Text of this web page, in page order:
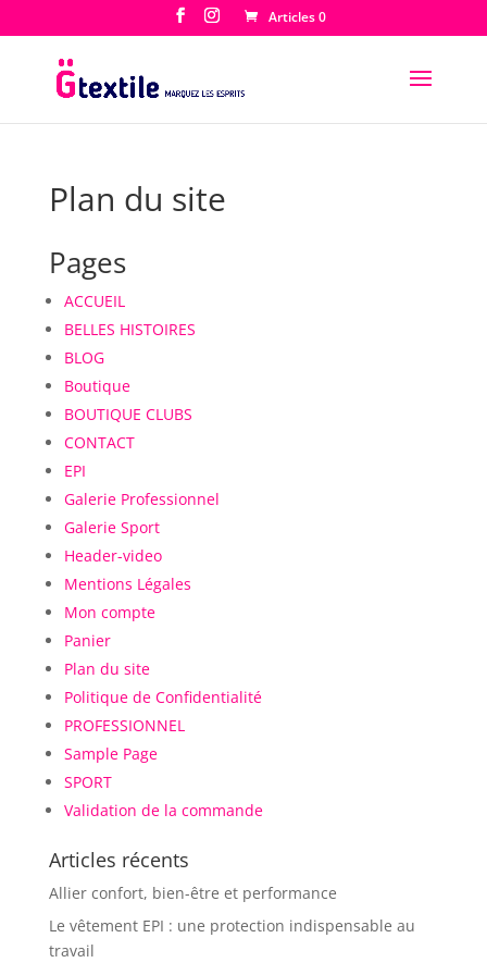
Articles 0
Plan du site
Pages
ACCUEIL
BELLES HISTOIRES
BLOG
Boutique
BOUTIQUE CLUBS
CONTACT
EPI
Galerie Professionnel
Galerie Sport
Header-video
Mentions Légales
Mon compte
Panier
Plan du site
Politique de Confidentialité
PROFESSIONNEL
Sample Page
SPORT
Validation de la commande
Articles récents
Allier confort, bien-être et performance
Le vêtement EPI : une protection indispensable au
travail